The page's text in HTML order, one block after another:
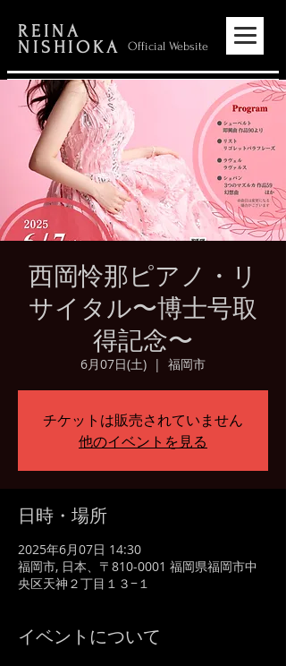
REINA
NISHIOKA
Official Website
西岡怜那ピアノ・リ
サイタル〜博士号取
得記念〜
6月07日(土)
  |
福岡市
チケットは販売されていません
他のイベントを見る
日時・場所
2025年6月07日 14:30
福岡市, 日本、〒810-0001 福岡県福岡市中
央区天神２丁目１３−１
イベントについて